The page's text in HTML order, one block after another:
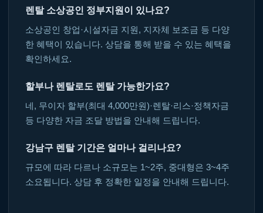
렌탈 소상공인 정부지원이 있나요?
소상공인 창업·시설자금 지원, 지자체 보조금 등 다양
한 혜택이 있습니다. 상담을 통해 받을 수 있는 혜택을
확인하세요.
할부나 렌탈로도 렌탈 가능한가요?
네, 무이자 할부(최대 4,000만원)·렌탈·리스·정책자금
등 다양한 자금 조달 방법을 안내해 드립니다.
강남구 렌탈 기간은 얼마나 걸리나요?
규모에 따라 다르나 소규모는 1~2주, 중대형은 3~4주
소요됩니다. 상담 후 정확한 일정을 안내해 드립니다.